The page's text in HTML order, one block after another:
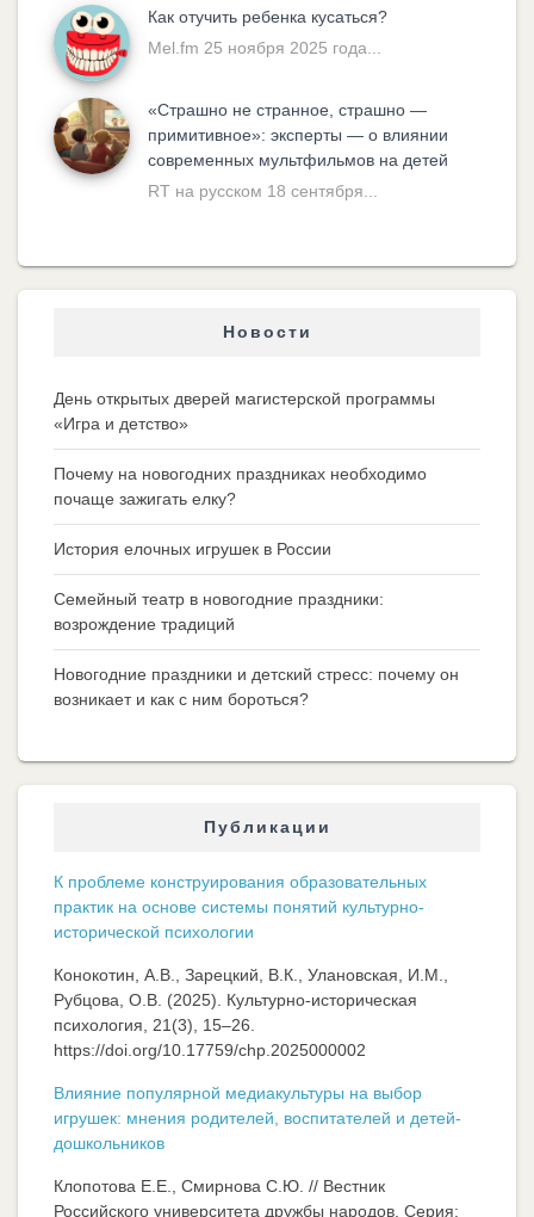
Как отучить ребенка кусаться?
Mel.fm 25 ноября 2025 года...
«Cтрашно не странное, страшно —
примитивное»: эксперты — о влиянии
современных мультфильмов на детей
RT на русском 18 сентября...
Новости
День открытых дверей магистерской программы
«Игра и детство»
Почему на новогодних праздниках необходимо
почаще зажигать елку?
История елочных игрушек в России
Семейный театр в новогодние праздники:
возрождение традиций
Новогодние праздники и детский стресс: почему он
возникает и как с ним бороться?
Публикации
К проблеме конструирования образовательных
практик на основе системы понятий культурно-
исторической психологии
Конокотин, А.В., Зарецкий, В.К., Улановская, И.М.,
Рубцова, О.В. (2025). Культурно-историческая
психология, 21(3), 15–26.
https://doi.org/10.17759/chp.2025000002
Влияние популярной медиакультуры на выбор
игрушек: мнения родителей, воспитателей и детей-
дошкольников
Клопотова Е.Е., Смирнова С.Ю. // Вестник
Российского университета дружбы народов. Серия: